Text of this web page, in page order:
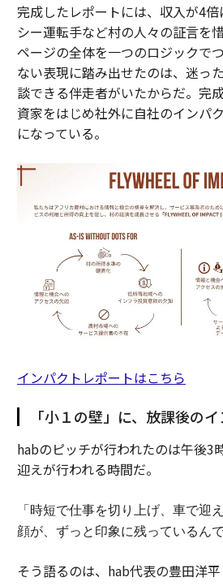
完成したレポートには、収入が4
シー運転手など村の人々の証言を
ページの全体を一つのロジックで
ない表現に踏み出せたのは、迷っ
談できる伴走者がいたからだ。完
資家をはじめ社外に自社のインパ
になっている。
インパクトレポートはこちら
「小１の壁」に、放課後の
habのピッチが行われたのは午後3
迎えが行われる時間だ。
「時短で仕事を切り上げ、車で迎
顔が、ずっと印象に残っているんで
そう語るのは、hab代表の豊田洋平